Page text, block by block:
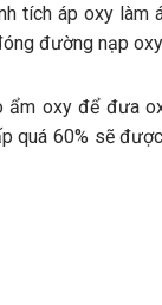
tích áp oxy làm
đường nạp
oxy để đưa
quá 60% sẽ